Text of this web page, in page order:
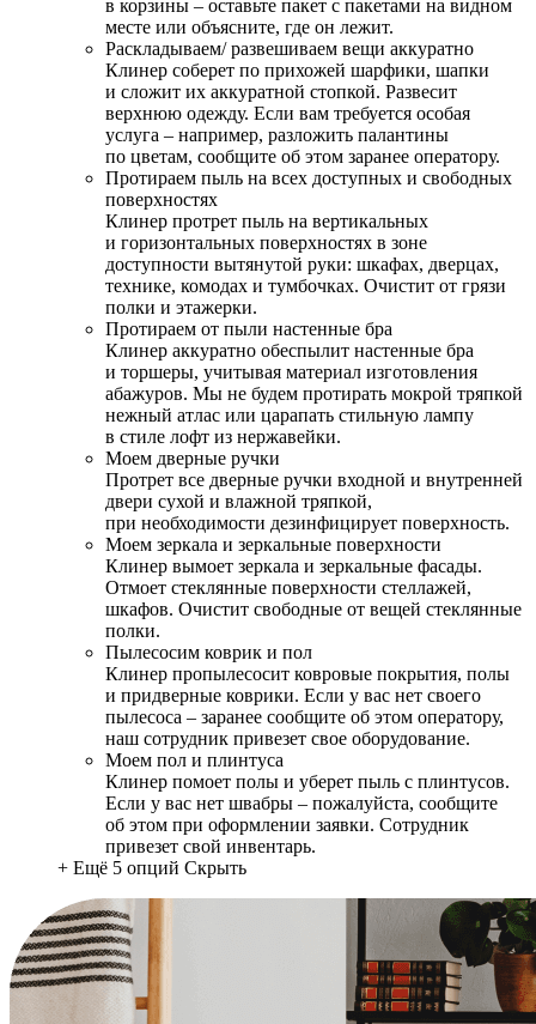
в корзины – оставьте пакет с пакетами на видном
месте или объясните, где он лежит.
Раскладываем/ развешиваем вещи аккуратно
Клинер соберет по прихожей шарфики, шапки
и сложит их аккуратной стопкой. Развесит
верхнюю одежду. Если вам требуется особая
услуга – например, разложить палантины
по цветам, сообщите об этом заранее оператору.
Протираем пыль на всех доступных и свободных
поверхностях
Клинер протрет пыль на вертикальных
и горизонтальных поверхностях в зоне
доступности вытянутой руки: шкафах, дверцах,
технике, комодах и тумбочках. Очистит от грязи
полки и этажерки.
Протираем от пыли настенные бра
Клинер аккуратно обеспылит настенные бра
и торшеры, учитывая материал изготовления
абажуров. Мы не будем протирать мокрой тряпкой
нежный атлас или царапать стильную лампу
в стиле лофт из нержавейки.
Моем дверные ручки
Протрет все дверные ручки входной и внутренней
двери сухой и влажной тряпкой,
при необходимости дезинфицирует поверхность.
Моем зеркала и зеркальные поверхности
Клинер вымоет зеркала и зеркальные фасады.
Отмоет стеклянные поверхности стеллажей,
шкафов. Очистит свободные от вещей стеклянные
полки.
Пылесосим коврик и пол
Клинер пропылесосит ковровые покрытия, полы
и придверные коврики. Если у вас нет своего
пылесоса – заранее сообщите об этом оператору,
наш сотрудник привезет свое оборудование.
Моем пол и плинтуса
Клинер помоет полы и уберет пыль с плинтусов.
Если у вас нет швабры – пожалуйста, сообщите
об этом при оформлении заявки. Сотрудник
привезет свой инвентарь.
+ Ещё 5 опций Скрыть